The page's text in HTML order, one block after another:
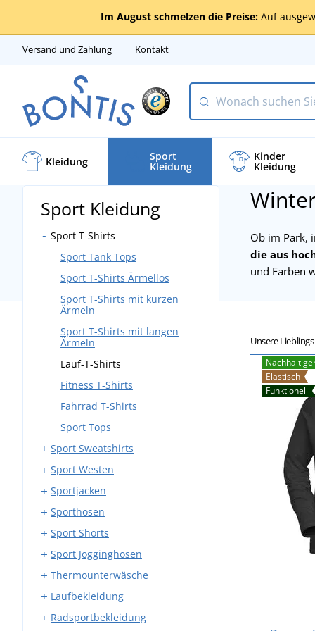
Im August schmelzen die Preise: Auf
Versand und Zahlung Kontakt
Kleidung Sport
Kleidung
Kinder
Kleidung
Ob im Park,
die aus
und Farben
Sport Kleidung
Sport T-Shirts
Sport Tank Tops
Sport T-Shirts Ärmellos
Sport T-Shirts mit kurzen
Ärmeln
Sport T-Shirts mit langen
Ärmeln
Lauf-T-Shirts
Fitness T-Shirts
Fahrrad T-Shirts
Sport Tops
Sport Sweatshirts
Sport Sweatshirts mit
Reißverschluss
Sport Westen
Softshell Sportwesten
Outdoor-Westen
Sportjacken
Sport Softshelljacken
Sport Steppjacken
Laufjacken
Outdoor-Jacken
Sporthosen
Laufhosen
Elastische Sporthosen
Softshell-Sporthosen
Outdoor-Hosen
Sport Leggings
Sport Shorts
Laufshorts
Elastische Shorts
Fahrradhosen
Sport Jogginghosen
Lauf-Jogginghosen
Fitness-Jogginghosen
Thermounterwäsche
Thermosocken
Thermounterhosen
Laufbekleidung
Laufjacken
Radsportbekleidung
Unsere
Elastisch
Funktionell